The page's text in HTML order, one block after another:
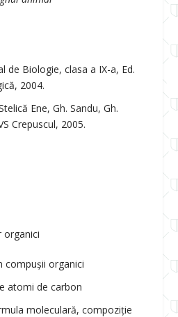
de Biologie, clasa a IX-a, Ed.
2004.
Ene, Gh. Sandu, Gh.
Crepuscul, 2005.
organici
compușii organici
atomi de carbon
moleculară, compoziție